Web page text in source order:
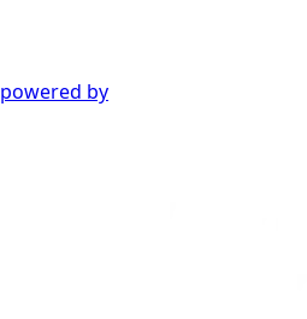
powered by